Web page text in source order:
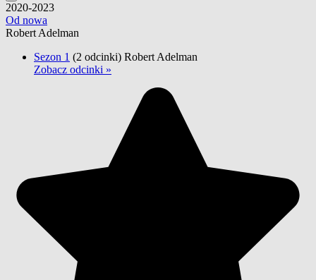
2020-2023
Od nowa
Robert Adelman
Sezon 1 (2 odcinki) Robert Adelman
Zobacz odcinki »